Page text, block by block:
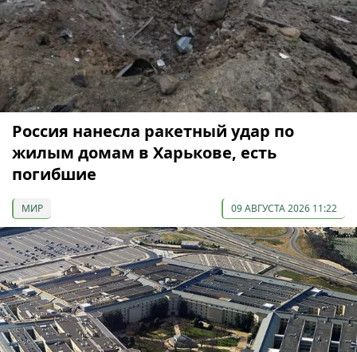
Россия нанесла ракетный удар по
жилым домам в Харькове, есть
погибшие
МИР 09 АВГУСТА 2026 11:22